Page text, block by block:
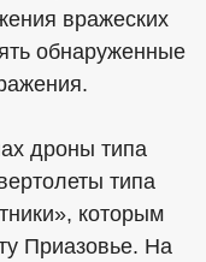
вражеских
обнаруженные
дроны типа
типа
которым
Приазовье. На